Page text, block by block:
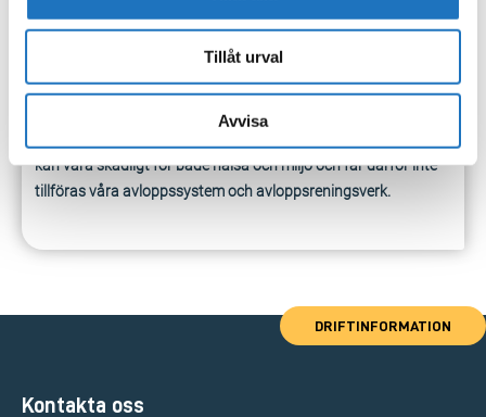
Tillåt urval
Avvisa
Utsläpp av sprinklervatten
I de fall man tillfört skumsläckningsmedel i sprinklersystemet
får detta aldrig tillföras spillvattensystemet. Detta vatten ska
kan vara skadligt för både hälsa och miljö och får därför inte
tillföras våra avloppssystem och avloppsreningsverk.
DRIFTINFORMATION
Kontakta oss